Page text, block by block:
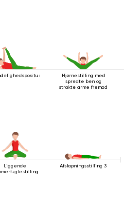
Hjørnestilling med
spredte ben og
strakte arme fremad
Liggende
Afslapningsstilling 3